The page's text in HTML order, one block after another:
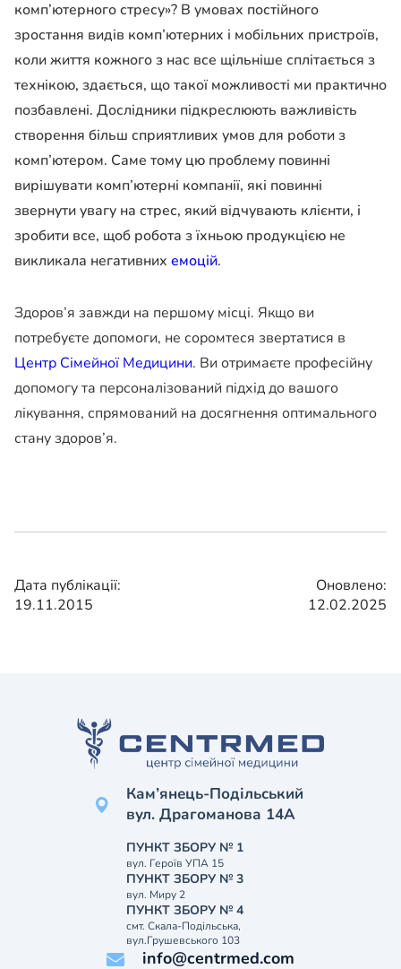
комп’ютерного стресу»? В умовах постійного
зростання видів комп’ютерних і мобільних пристроїв,
коли життя кожного з нас все щільніше сплітається з
технікою, здається, що такої можливості ми практично
позбавлені. Дослідники підкреслюють важливість
створення більш сприятливих умов для роботи з
комп’ютером. Саме тому цю проблему повинні
вирішувати комп’ютерні компанії, які повинні
звернути увагу на стрес, який відчувають клієнти, і
зробити все, щоб робота з їхньою продукцією не
викликала негативних емоцій.
Здоров’я завжди на першому місці. Якщо ви
потребуєте допомоги, не соромтеся звертатися в
Центр Сімейної Медицини. Ви отримаєте професійну
допомогу та персоналізований підхід до вашого
лікування, спрямований на досягнення оптимального
стану здоров’я.
Дата публікації:
19.11.2015
Оновлено:
12.02.2025
Кам’янець-Подільський
вул. Драгоманова 14А
ПУНКТ ЗБОРУ № 1
вул. Героїв УПА 15
ПУНКТ ЗБОРУ № 3
вул. Миру 2
ПУНКТ ЗБОРУ № 4
смт. Скала-Подільська,
вул.Грушевського 103
info@centrmed.com